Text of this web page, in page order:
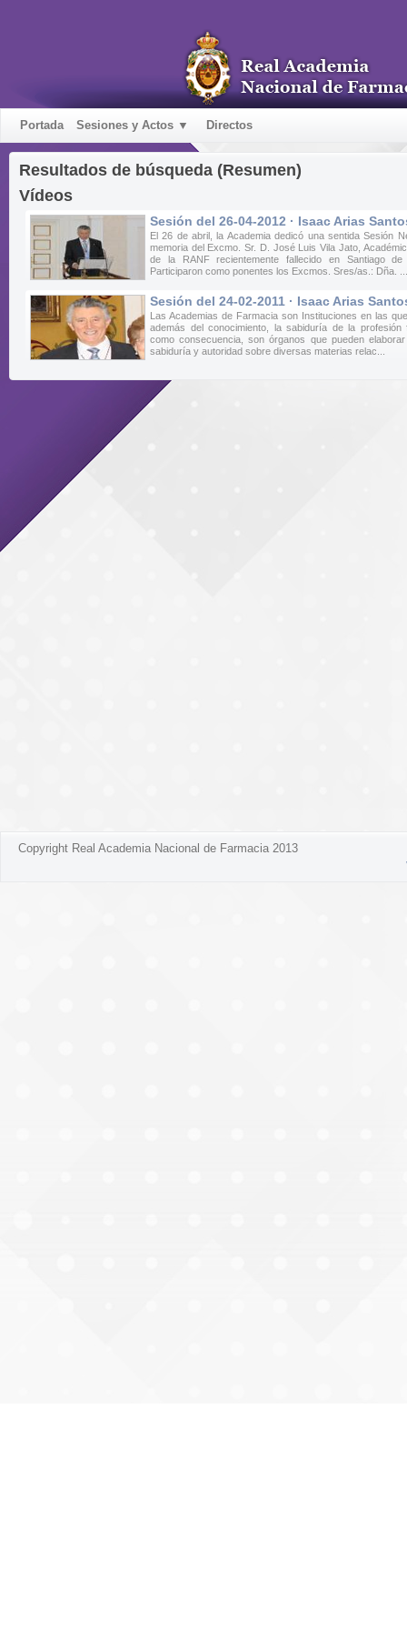
Portada Sesiones y Actos ▼ Directos
Resultados de búsqueda (Resumen)
Vídeos
Sesión del 26-04-2012 · Isaac Arias
El 26 de abril, la Academia dedicó una sentida Sesión
memoria del Excmo. Sr. D. José Luis Vila Jato,
de la RANF recientemente fallecido en Santiago de
Participaron como ponentes los Excmos. Sres/as.: Dña. ...
Sesión del 24-02-2011 · Isaac Arias
Las Academias de Farmacia son Instituciones en las
además del conocimiento, la sabiduría de la profesión
como consecuencia, son órganos que pueden
sabiduría y autoridad sobre diversas materias relac...
Copyright Real Academia Nacional de Farmacia 2013